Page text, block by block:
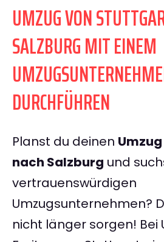
UMZUG VON
SALZBURG MIT EINEM
DURCHFÜHREN
Planst du deinen
nach Salzburg und
vertrauenswürdigen
Umzugsunternehmen?
nicht länger sorgen! Bei